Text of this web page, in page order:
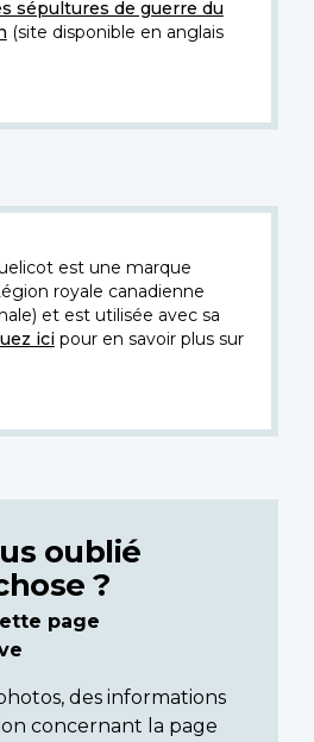
sépultures de guerre du
(site disponible en anglais
est une marque
royale canadienne
et est utilisée avec sa
icipour en savoir plus sur
oublié
?
page
des informations
concernant la page